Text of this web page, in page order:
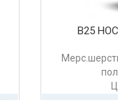
В25